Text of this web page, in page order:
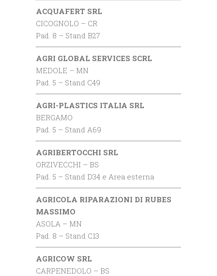
ACQUAFERT SRL
CICOGNOLO – CR
Pad. 8 – Stand B27
AGRI GLOBAL SERVICES SCRL
MEDOLE – MN
Pad. 5 – Stand C49
AGRI-PLASTICS ITALIA SRL
BERGAMO
Pad. 5 – Stand A69
AGRIBERTOCCHI SRL
ORZIVECCHI – BS
Pad. 5 – Stand D34 e Area esterna
AGRICOLA RIPARAZIONI DI RUBES
MASSIMO
ASOLA – MN
Pad. 8 – Stand C13
AGRICOW SRL
CARPENEDOLO – BS